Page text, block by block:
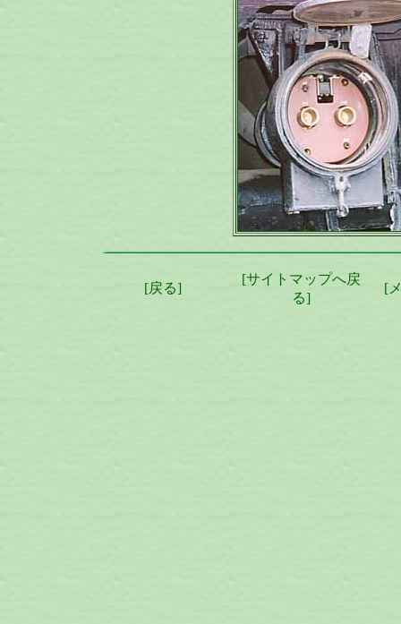
[戻る]
[サイトマップへ戻
る]
[